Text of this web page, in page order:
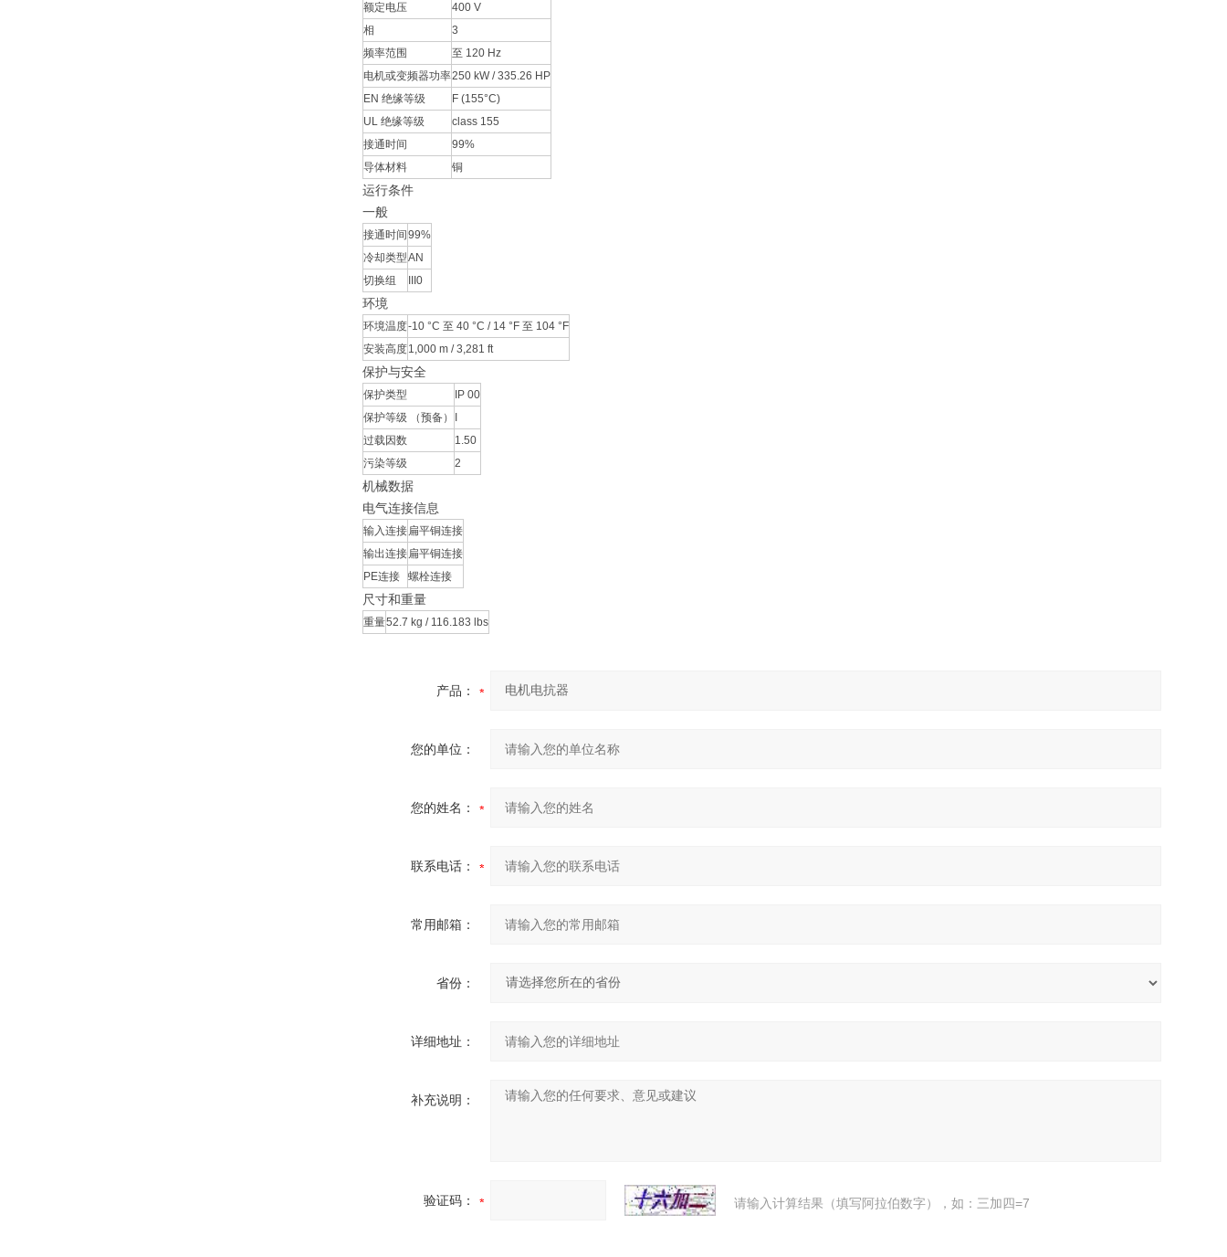
额定电压
400 V
相
3
频率范围
至 120 Hz
电机或变频器功率250 kW / 335.26 HP
EN 绝缘等级
F (155°C)
UL 绝缘等级
class 155
接通时间
99%
导体材料
铜
运行条件
一般
接通时间 99%
冷却类型AN
切换组
III0
环境
环境温度-10 °C 至 40 °C / 14 °F 至 104 °F
安装高度1,000 m / 3,281 ft
保护与安全
保护类型
IP 00
保护等级 （预备）
过载因数
1.50
污染等级
2
机械数据
电气连接信息
输入连接扁平铜连接
输出连接扁平铜连接
PE连接
螺栓连接
尺寸和重量
重量52.7 kg / 116.183 lbs
产品：
您的单位：
您的姓名：
联系电话：
常用邮箱：
省份：
详细地址：
补充说明：
验证码： 请输入计算结果（填写阿拉伯数字），如：三加四=7